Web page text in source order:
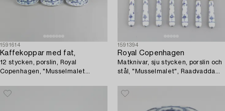
1591614
Kaffekoppar med fat,
12 stycken, porslin, Royal
Copenhagen, "Musselmalet
talets senare del.
1591394
Royal Copenhagen
Matknivar, sju stycken, porslin och
stål, "Musselmalet", Raadvaddams
tidigt 1900-tal.